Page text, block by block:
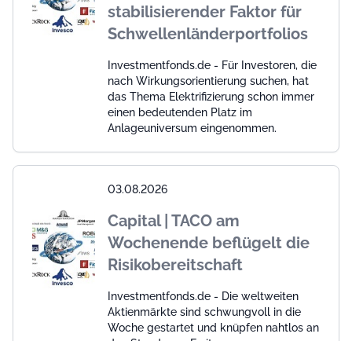
stabilisierender Faktor für
Schwellenländerportfolios
Investmentfonds.de - Für Investoren, die
nach Wirkungsorientierung suchen, hat
das Thema Elektrifizierung schon immer
einen bedeutenden Platz im
Anlageuniversum eingenommen.
03.08.2026
Capital | TACO am
Wochenende beflügelt die
Risikobereitschaft
Investmentfonds.de - Die weltweiten
Aktienmärkte sind schwungvoll in die
Woche gestartet und knüpfen nahtlos an